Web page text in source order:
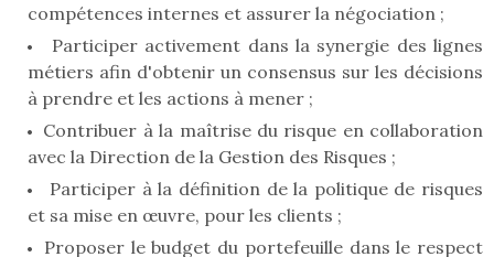
compétences internes et assurer la négociation ;
Participer activement dans la synergie des lignes
métiers afin d'obtenir un consensus sur les décisions
à prendre et les actions à mener ;
Contribuer à la maîtrise du risque en collaboration
avec la Direction de la Gestion des Risques ;
Participer à la définition de la politique de risques
et sa mise en œuvre, pour les clients ;
Proposer le budget du portefeuille dans le respect